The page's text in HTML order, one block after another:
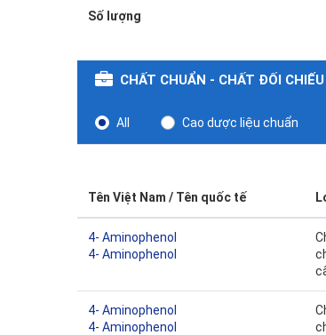
Số lượng
CHẤT CHUẨN - CHẤT ĐỐI CHIẾU
All Cao dược liệu chuẩn
Tên Việt Nam / Tên quốc tế
4- Aminophenol
4- Aminophenol
4- Aminophenol
4- Aminophenol